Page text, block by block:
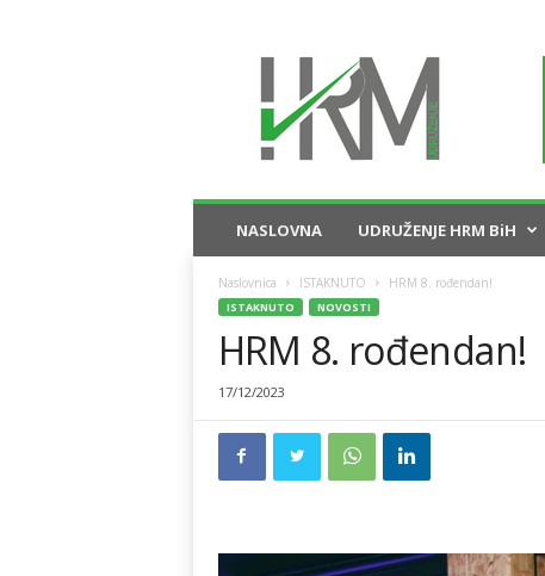
n
e
NASLOVNA UDRUŽENJE HRM BiH
Naslovnica ISTAKNUTO HRM 8. rođendan!
ISTAKNUTO NOVOSTI
HRM 8. rođendan!
17/12/2023